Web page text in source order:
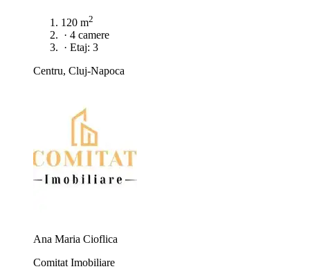
120 m2
· 4 camere
· Etaj: 3
Centru, Cluj-Napoca
Ana Maria Cioflica
Comitat Imobiliare